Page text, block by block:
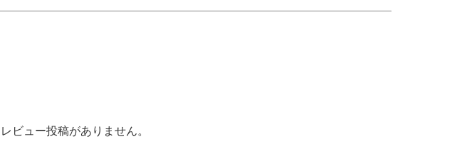
レビュー投稿がありません。